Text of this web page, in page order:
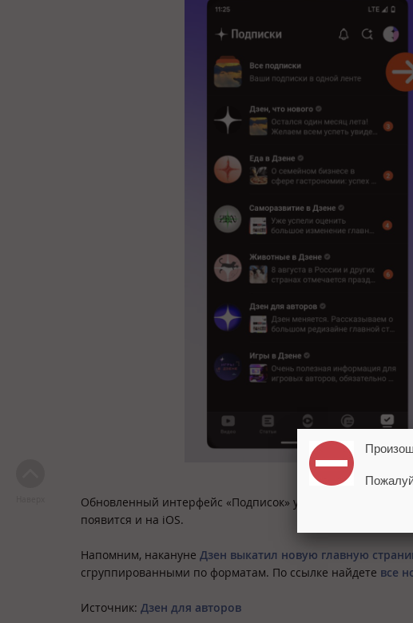
Обновленный интерфейс «Подписок» уже доступен в веб-
появится и на iOS.
Напомним, накануне Дзен выкатил новую главную
сгруппированными по форматам. По ссылке найдете все
Источник: Дзен для авторов